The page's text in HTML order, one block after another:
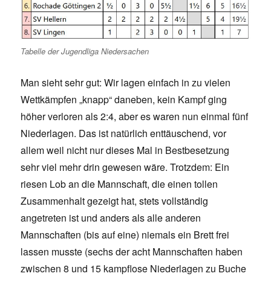
Tabelle der Jugendliga Niedersachen
Man sieht sehr gut: Wir lagen einfach in zu vielen
Wettkämpfen „knapp“ daneben, kein Kampf ging
höher verloren als 2:4, aber es waren nun einmal fünf
Niederlagen. Das ist natürlich enttäuschend, vor
allem weil nicht nur dieses Mal in Bestbesetzung
sehr viel mehr drin gewesen wäre. Trotzdem: Ein
riesen Lob an die Mannschaft, die einen tollen
Zusammenhalt gezeigt hat, stets vollständig
angetreten ist und anders als alle anderen
Mannschaften (bis auf eine) niemals ein Brett frei
lassen musste (sechs der acht Mannschaften haben
zwischen 8 und 15 kampflose Niederlagen zu Buche